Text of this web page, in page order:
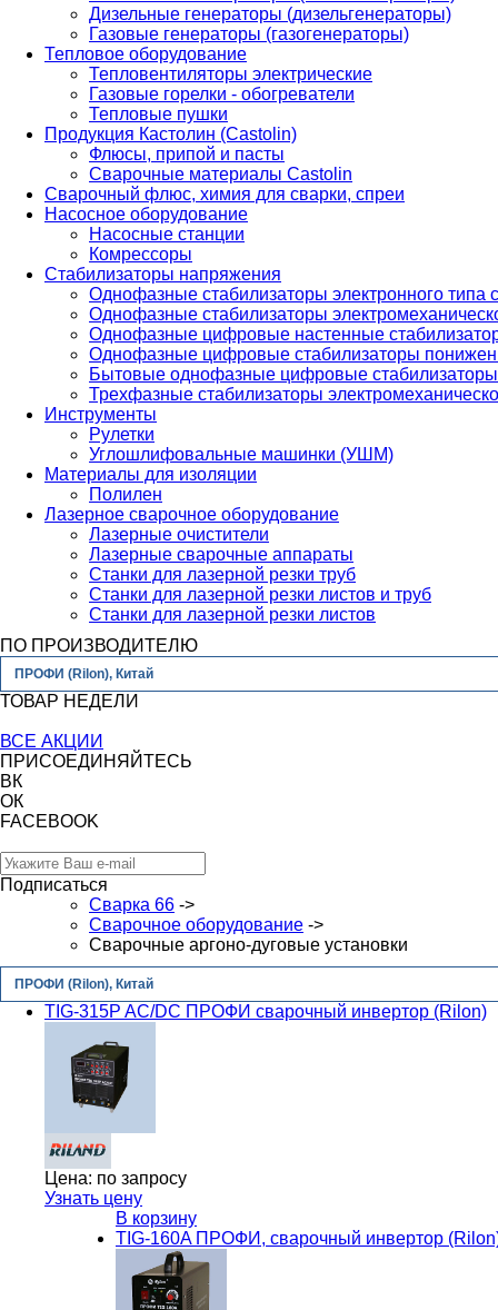
Дизельные генераторы (дизельгенераторы)
Газовые генераторы (газогенераторы)
Тепловое оборудование
Тепловентиляторы электрические
Газовые горелки - обогреватели
Тепловые пушки
Продукция Кастолин (Castolin)
Флюсы, припой и пасты
Сварочные материалы Castolin
Сварочный флюс, химия для сварки, спреи
Насосное оборудование
Насосные станции
Комрессоры
Стабилизаторы напряжения
Однофазные стабилизаторы электронного
Однофазные стабилизаторы
Однофазные цифровые настенные
Однофазные цифровые стабилизаторы
Бытовые однофазные цифровые стабилизаторы
Трехфазные стабилизаторы
Инструменты
Рулетки
Углошлифовальные машинки (УШМ)
Материалы для изоляции
Полилен
Лазерное сварочное оборудование
Лазерные очистители
Лазерные сварочные аппараты
Станки для лазерной резки труб
Станки для лазерной резки листов и труб
Станки для лазерной резки листов
ПО ПРОИЗВОДИТЕЛЮ
ПРОФИ (Rilon), Китай
ТОВАР НЕДЕЛИ
ВСЕ АКЦИИ
ПРИСОЕДИНЯЙТЕСЬ
ВК
ОК
FACEBOOK
Подписаться
Сварка 66 ->
Сварочное оборудование ->
Сварочные аргоно-дуговые установки
ПРОФИ (Rilon), Китай
TIG-315P AC/DC ПРОФИ сварочный инвертор (Rilon)
Цена: по запросу
Узнать цену
В корзину
TIG-160A ПРОФИ, сварочный инвертор